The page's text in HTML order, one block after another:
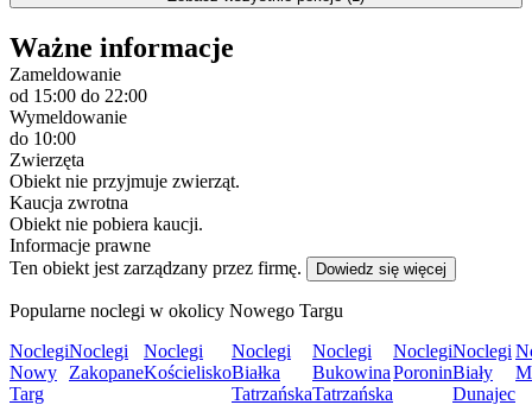
Ważne informacje
Zameldowanie
od 15:00 do 22:00
Wymeldowanie
do 10:00
Zwierzęta
Obiekt nie przyjmuje zwierząt.
Kaucja zwrotna
Obiekt nie pobiera kaucji.
Informacje prawne
Ten obiekt jest zarządzany przez firmę.
Dowiedz się więcej
Popularne noclegi w okolicy Nowego Targu
Noclegi
Nowy
Targ
Noclegi
Zakopane
Noclegi
Kościelisko
Noclegi
Białka
Tatrzańska
Noclegi
Bukowina
Tatrzańska
Noclegi
Poronin
Noclegi
Biały
Dunajec